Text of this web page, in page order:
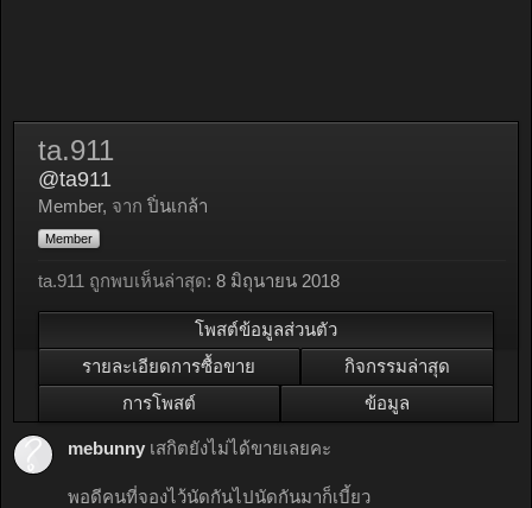
ta.911
@ta911
Member, จาก ปิ่นเกล้า
Member
ta.911 ถูกพบเห็นล่าสุด: 8 มิถุนายน 2018
โพสต์ข้อมูลส่วนตัว
รายละเอียดการซื้อขาย
กิจกรรมล่าสุด
การโพสต์
ข้อมูล
mebunny เสกิตยังไม่ได้ขายเลยคะ
พอดีคนที่จองไว้นัดกันไปนัดกันมาก็เบี้ยว